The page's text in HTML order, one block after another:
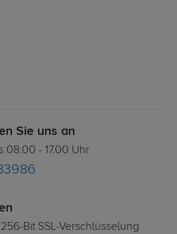
Sie uns an
08.00 - 17.00 Uhr
Bit SSL-Verschlüsselung